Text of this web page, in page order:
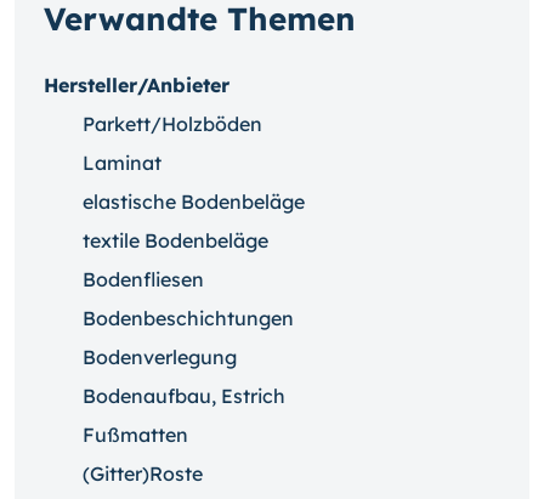
Verwandte Themen
Hersteller/Anbieter
Parkett/Holzböden
Laminat
elastische Bodenbeläge
textile Bodenbeläge
Bodenfliesen
Bodenbeschichtungen
Bodenverlegung
Bodenaufbau, Estrich
Fußmatten
(Gitter)Roste